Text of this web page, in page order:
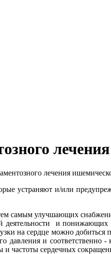
лечения
устраняют и/или
самым улучшающих
деятельности и
на сердце можно добиться
давления и соответственно
сердечных